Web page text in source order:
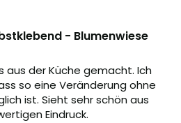
- Blumenwiese
aus der Küche gemacht. Ich
so eine Veränderung ohne
ist. Sieht sehr schön aus
Eindruck.